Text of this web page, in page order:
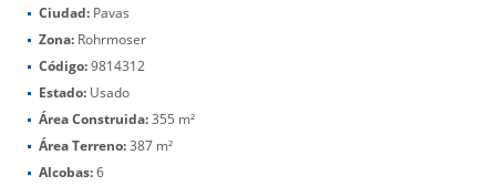
Ciudad: Pavas
Zona: Rohrmoser
Código:9814312
Estado: Usado
Área Construida:355 m²
Área Terreno:387 m²
Alcobas:6